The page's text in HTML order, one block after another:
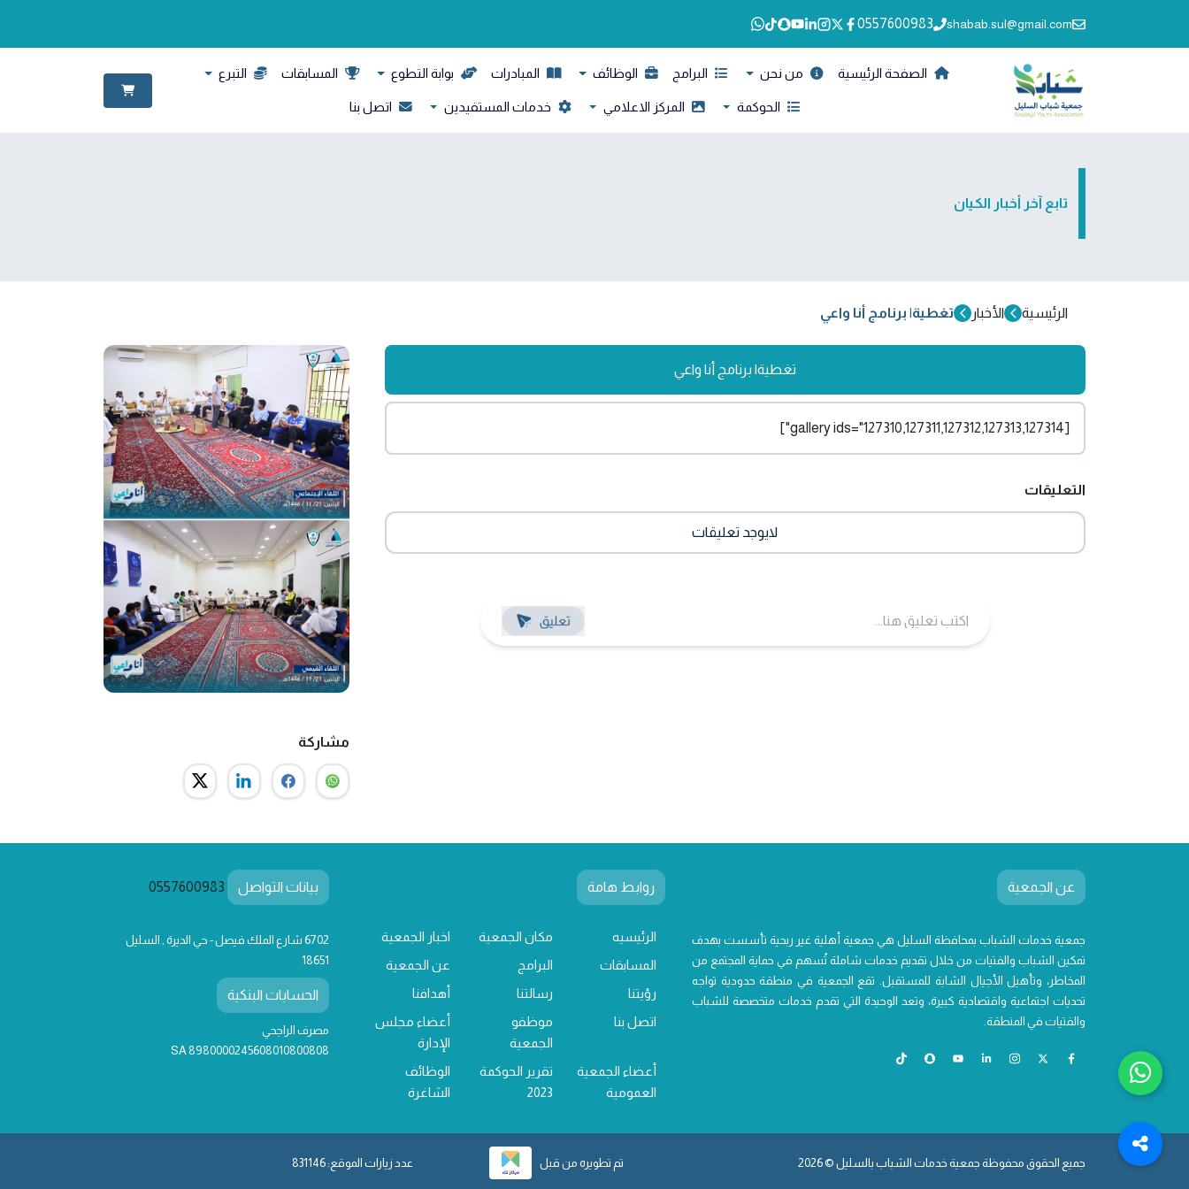
shabab.sul@gmail.com
0557600983
الصفحة الرئيسية من نحن البرامج الوظائف المبادرات بوابة التطوع المسابقات التبرع
الحوكمة المركز الاعلامي خدمات المستفيدين اتصل بنا
تابع آخر أخبار الكيان
الرئيسية الأخبار تغطية| برنامج أنا واعي
تغطية| برنامج أنا واعي
[gallery ids="127310,127311,127312,127313,127314"]
التعليقات
لايوجد تعليقات
مشاركة
عن الجمعية
جمعية خدمات الشباب بمحافظة السليل هي جمعية أهلية غير ربحية تأسست بهدف
تمكين الشباب والفتيات من خلال تقديم خدمات شاملة تُسهم في حماية المجتمع من
المخاطر، وتأهيل الأجيال الشابة للمستقبل. تقع الجمعية في منطقة حدودية تواجه
تحديات اجتماعية واقتصادية كبيرة، وتعد الوحيدة التي تقدم خدمات متخصصة للشباب
والفتيات في المنطقة.
روابط هامة
الرئيسيه مكان الجمعية
اخبار الجمعية
المسابقات
البرامج
عن الجمعية
رؤيتنا
رسالتنا
أهدافنا
اتصل بنا
موظفو
الجمعية
أعضاء مجلس
الإدارة
أعضاء الجمعية
العمومية
تقرير الحوكمة
2023
الوظائف
الشاغرة
بيانات التواصل 0557600983
6702 شارع الملك فيصل - حي الديرة , السليل
18651
الحسابات البنكية
مصرف الراجحي
SA 8980000245608010800808
جميع الحقوق محفوظة جمعية خدمات الشباب بالسليل © 2026 تم تطويره من قبل عدد زيارات الموقع: 831146